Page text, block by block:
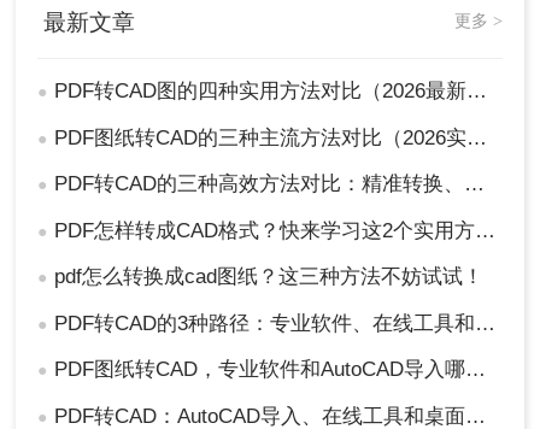
最新文章 更多 >
● PDF转CAD图的四种实用方法对比（2026最新版）：按需选择，效率至上！
● PDF图纸转CAD的三种主流方法对比（2026实用版）：选对工具效率翻倍！
● PDF转CAD的三种高效方法对比：精准转换、可编辑、保图层！
● PDF怎样转成CAD格式？快来学习这2个实用方法吧！
● pdf怎么转换成cad图纸？这三种方法不妨试试！
● PDF转CAD的3种路径：专业软件、在线工具和专用转换器各适合谁！
● PDF图纸转CAD，专业软件和AutoCAD导入哪个更合适！
● PDF转CAD：AutoCAD导入、在线工具和桌面软件，哪个更适合你！